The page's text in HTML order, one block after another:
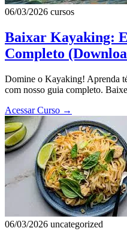
06/03/2026 cursos
Baixar Kayaking:
Completo
Domine o Kayaking! Aprenda
com nosso guia completo.
Acessar Curso →
06/03/2026 uncategorized